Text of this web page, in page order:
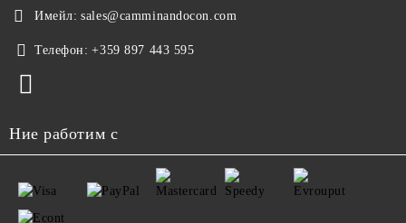
Имейл: sales@camminandocon.com
Телефон: +359 897 443 595
Ние работим с